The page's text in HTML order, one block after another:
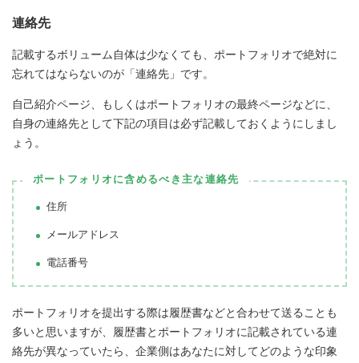
連絡先
記載するボリューム自体は少なくても、ポートフォリオで絶対に
忘れてはならないのが「連絡先」です。
自己紹介ページ、もしくはポートフォリオの最終ページなどに、
自身の連絡先として下記の項目は必ず記載しておくようにしまし
ょう。
ポートフォリオに含めるべき主な連絡先
住所
メールアドレス
電話番号
ポートフォリオを提出する際は履歴書などと合わせて送ることも
多いと思いますが、履歴書とポートフォリオに記載されている連
絡先が異なっていたら、企業側はあなたに対してどのような印象